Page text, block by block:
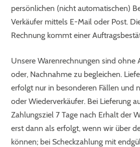
persönlichen (nicht automatischen)
Verkäufer mittels E-Mail oder Post.
Rechnung kommt einer
Unsere Warenrechnungen sind ohne
oder, Nachnahme zu begleichen.
erfolgt nur in besonderen Fällen und
oder Wiederverkäufer. Bei Lieferung
Zahlungsziel 7 Tage nach Erhalt der
erst dann als erfolgt, wenn wir über
können; bei Scheckzahlung mit